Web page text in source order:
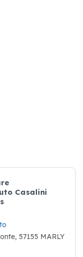
Casalini
57155 MARLY